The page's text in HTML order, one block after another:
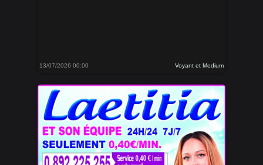
13/07/2026 00:00 Voyant et Medium